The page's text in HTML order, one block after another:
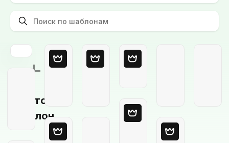
Пустой
шаблон